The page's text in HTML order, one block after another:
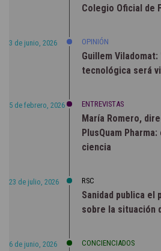
Colegio Oficial de
3 de junio, 2026 OPINIÓN
Guillem
tecnológica será
5 de febrero, 2026 ENTREVISTAS
María Romero,
PlusQuam
ciencia
23 de julio, 2026 RSC
Sanidad publica el
sobre la situación
6 de junio, 2026 CONCIENCIADOS